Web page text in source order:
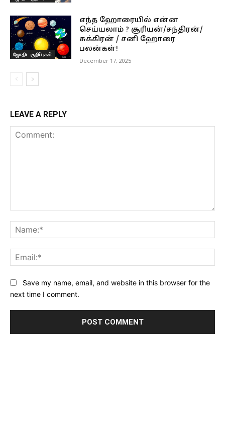
ஜோதிட குறிப்புகள்
எந்த ஹோரையில் என்ன
செய்யலாம் ? சூரியன்/சந்திரன்/
சுக்கிரன் / சனி ஹோரை
பலன்கள்!
December 17, 2025
LEAVE A REPLY
Website:Save my name, email, and website in this browser for the
next time I comment.